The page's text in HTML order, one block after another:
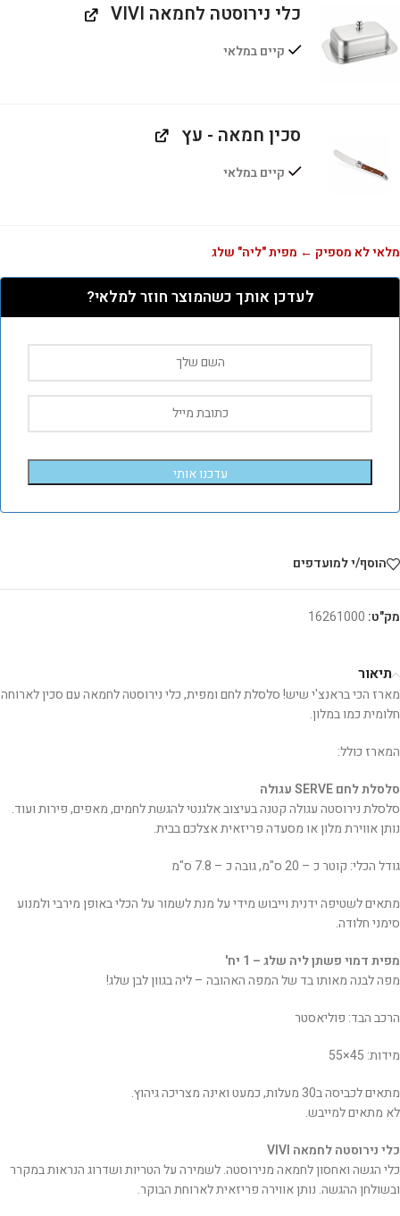
כלי נירוסטה לחמאה VIVI
קיים במלאי
סכין חמאה - עץ
קיים במלאי
מלאי לא מספיק ← מפית "ליה" שלג
לעדכן אותך כשהמוצר חוזר למלאי?
עדכנו אותי
הוסף/י למועדפים
מק"ט: 16261000
תיאור
מארז הכי בראנצ'י שיש! סלסלת לחם ומפית, כלי נירוסטה לחמאה עם סכין לארוחה
חלומית כמו במלון.
המארז כולל:
סלסלת לחם SERVE עגולה
סלסלת נירוסטה עגולה קטנה בעיצוב אלגנטי להגשת לחמים, מאפים, פירות ועוד.
נותן אווירת מלון או מסעדה פריזאית אצלכם בבית.
גודל הכלי: קוטר כ – 20 ס"מ, גובה כ – 7.8 ס"מ
מתאים לשטיפה ידנית וייבוש מידי על מנת לשמור על הכלי באופן מירבי ולמנוע
סימני חלודה.
מפית דמוי פשתן ליה שלג – 1 יח'
מפה לבנה מאותו בד של המפה האהובה – ליה בגוון לבן שלג!
הרכב הבד: פוליאסטר
מידות: 45×55
מתאים לכביסה ב30 מעלות, כמעט ואינה מצריכה גיהוץ.
לא מתאים למייבש.
כלי נירוסטה לחמאה VIVI
כלי הגשה ואחסון לחמאה מנירוסטה. לשמירה על הטריות ושדרוג הנראות במקרר
ובשולחן ההגשה. נותן אווירה פריזאית לארוחת הבוקר.